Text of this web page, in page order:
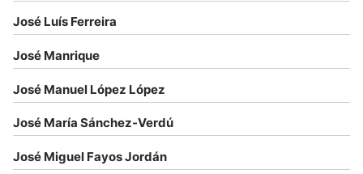
José Luís Ferreira
José Manrique
José Manuel López López
José María Sánchez-Verdú
José Miguel Fayos Jordán